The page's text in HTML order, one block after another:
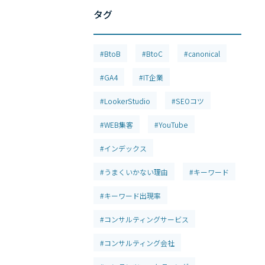
タグ
#BtoB #BtoC #canonical
#GA4 #IT企業
#LookerStudio #SEOコツ
#WEB集客 #YouTube
#インデックス
#うまくいかない理由 #キーワード
#キーワード出現率
#コンサルティングサービス
#コンサルティング会社